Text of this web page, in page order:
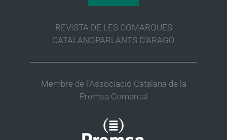
REVISTA DE LES COMARQUES
CATALANOPARLANTS D’ARAGÓ
Membre de l’Associació Catalana de la
Premsa Comarcal